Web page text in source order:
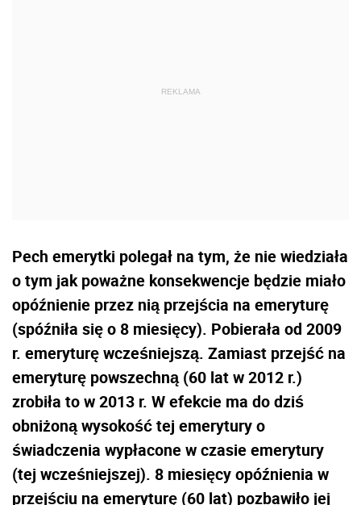
Pech emerytki polegał na tym, że nie wiedziała
o tym jak poważne konsekwencje będzie miało
opóźnienie przez nią przejścia na emeryturę
(spóźniła się o 8 miesięcy). Pobierała od 2009
r. emeryturę wcześniejszą. Zamiast przejść na
emeryturę powszechną (60 lat w 2012 r.)
zrobiła to w 2013 r. W efekcie ma do dziś
obniżoną wysokość tej emerytury o
świadczenia wypłacone w czasie emerytury
(tej wcześniejszej). 8 miesięcy opóźnienia w
przejściu na emeryturę (60 lat) pozbawiło jej